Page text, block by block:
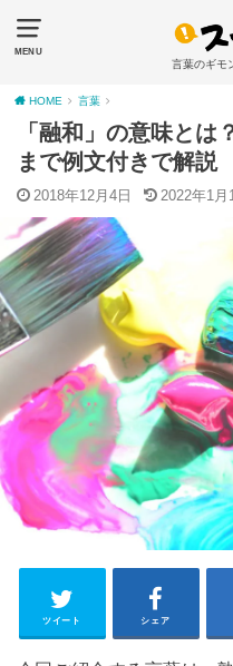
MENU
言葉のギモ
HOME 言葉
「融和」の意味とは
まで例文付きで解説
2018年12月4日 2022年1月
ツイート シェア